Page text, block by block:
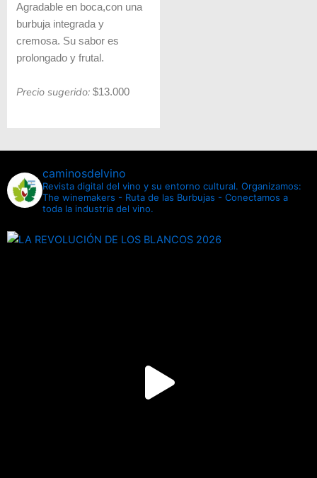
Agradable en boca,con una
burbuja integrada y
cremosa. Su sabor es
prolongado y frutal.
Precio sugerido:$13.000
caminosdelvino
Revista digital del vino y su entorno cultural. Organizamos:
The winemakers - Ruta de las Burbujas - Conectamos a
toda la industria del vino.